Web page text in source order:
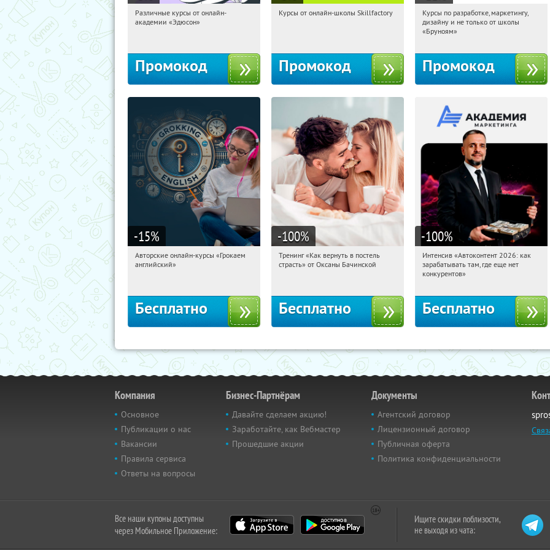
13:52:12 Получили:
Различные курсы от онлайн-
академии «Эдюсон»
Промокод
13:52:12
Получи первым!
Курсы от онлайн-школы Skillfactory
Промокод
13:52:12
Получи первым!
Россия
Курсы по разработке, маркетингу,
дизайну и не только от школы
«Бруноям»
Промокод
-15%
13:52:12 Получили:
Авторские онлайн-курсы «Грокаем
английский»
Бесплатно
-100%
13:52:12 Получили:
Тренинг «Как вернуть в постель
страсть» от Оксаны Бачинской
Бесплатно
-100%
13:52:12 Получили:
Россия
Интенсив «Автоконтент 2026: как
зарабатывать там, где еще нет
конкурентов»
Бесплатно
Компания
Основное
Публикации о нас
Вакансии
Правила сервиса
Ответы на вопросы
Бизнес-Партнёрам
Давайте сделаем акцию!
Заработайте, как Вебмастер
Прошедшие акции
Документы
Агентский договор
Лицензионный договор
Публичная оферта
Политика конфиденциальности
Все наши купоны доступны
через Мобильное Приложение:
Ищите скидки поблизости,
не выходя из чата: